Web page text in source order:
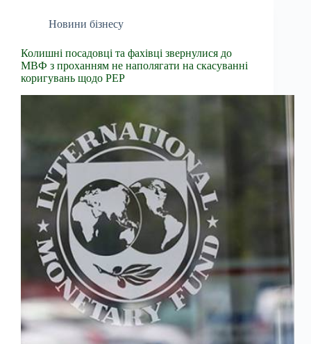
Новини бізнесу
Колишні посадовці та фахівці звернулися до
МВФ з проханням не наполягати на скасуванні
коригувань щодо PEP